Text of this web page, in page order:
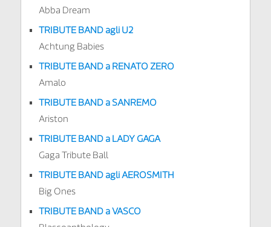
Abba Dream
TRIBUTE BAND agli U2
Achtung Babies
TRIBUTE BAND a RENATO ZERO
Amalo
TRIBUTE BAND a SANREMO
Ariston
TRIBUTE BAND a LADY GAGA
Gaga Tribute Ball
TRIBUTE BAND agli AEROSMITH
Big Ones
TRIBUTE BAND a VASCO